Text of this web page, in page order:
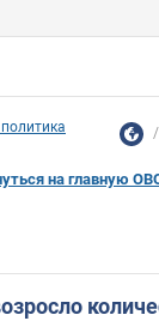
на главную